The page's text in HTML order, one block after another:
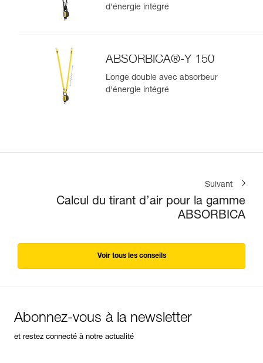
d'énergie intégré
ABSORBICA®-Y 150
Longe double avec absorbeur
d'énergie intégré
Suivant
Calcul du tirant d’air pour la gamme
ABSORBICA
Voir tous les conseils
Abonnez-vous à la newsletter
et restez connecté à notre actualité